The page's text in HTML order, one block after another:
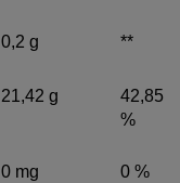
0,2 g **
21,42 g
42,85
%
0 mg 0 %